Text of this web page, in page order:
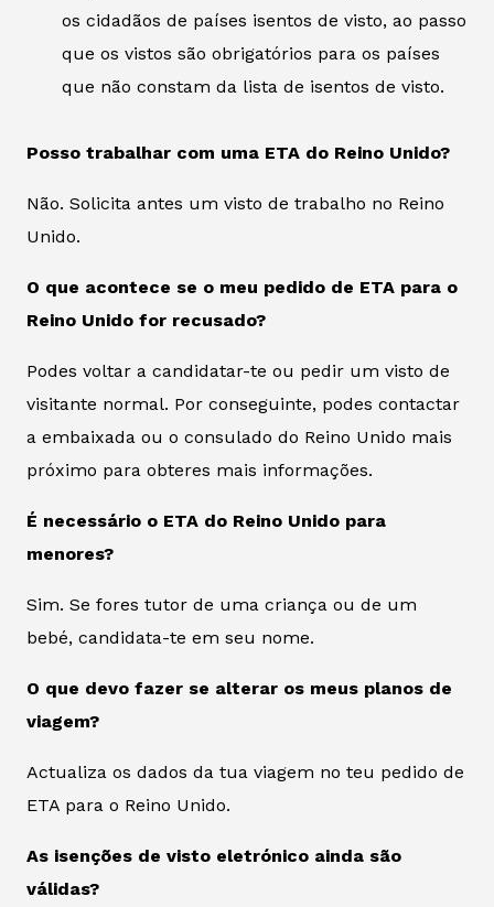
os cidadãos de países isentos de visto, ao passo
que os vistos são obrigatórios para os países
que não constam da lista de isentos de visto.
Posso trabalhar com uma ETA do Reino Unido?
Não. Solicita antes um visto de trabalho no Reino
Unido.
O que acontece se o meu pedido de ETA para o
Reino Unido for recusado?
Podes voltar a candidatar-te ou pedir um visto de
visitante normal. Por conseguinte, podes contactar
a embaixada ou o consulado do Reino Unido mais
próximo para obteres mais informações.
É necessário o ETA do Reino Unido para
menores?
Sim. Se fores tutor de uma criança ou de um
bebé, candidata-te em seu nome.
O que devo fazer se alterar os meus planos de
viagem?
Actualiza os dados da tua viagem no teu pedido de
ETA para o Reino Unido.
As isenções de visto eletrónico ainda são
válidas?